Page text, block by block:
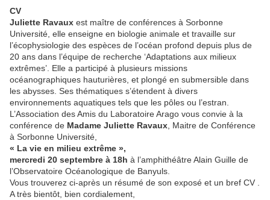
CV
Juliette Ravaux est maître de conférences à Sorbonne
Université, elle enseigne en biologie animale et travaille sur
l’écophysiologie des espèces de l’océan profond depuis plus de
20 ans dans l’équipe de recherche ‘Adaptations aux milieux
extrêmes’. Elle a participé à plusieurs missions
océanographiques hauturières, et plongé en submersible dans
les abysses. Ses thématiques s’étendent à divers
environnements aquatiques tels que les pôles ou l’estran.
L’Association des Amis du Laboratoire Arago vous convie à la
conférence de Madame Juliette Ravaux , Maitre de Conférence
à Sorbonne Université,
« La vie en milieu extrême »,
mercredi 20 septembre à 18h à l’amphithéâtre Alain Guille de
l’Observatoire Océanologique de Banyuls.
Vous trouverez ci-après un résumé de son exposé et un bref CV .
A très bientôt, bien cordialement,